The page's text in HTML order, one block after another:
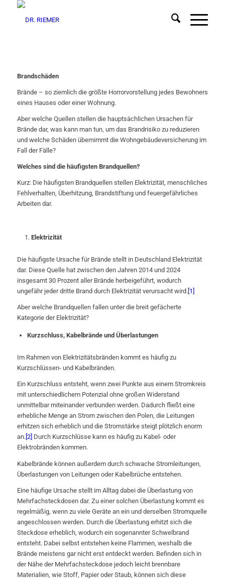
Brandschäden
Brände – so ziemlich die größte Horrorvorstellung jedes Bewohners
eines Hauses oder einer Wohnung.
Aber welche Quellen stellen die hauptsächlichen Ursachen für
Brände dar, was kann man tun, um das Brandrisiko zu reduzieren
und welche Schäden übernimmt die Wohngebäudeversicherung im
Fall der Fälle?
Welches sind die häufigsten Brandquellen?
Kurz: Die häufigsten Brandquellen stellen Elektrizität, menschliches
Fehlverhalten, Überhitzung, Brandstiftung und feuergefährliches
Arbeiten dar.
Elektrizität
Die häufigste Ursache für Brände stellt in Deutschland Elektrizität
dar. Diese Quelle hat zwischen den Jahren 2014 und 2024
insgesamt 30 Prozent aller Brände herbeigeführt, wodurch
ungefähr jeder dritte Brand durch Elektrizität verursacht wird.[1]
Aber welche Brandquellen fallen unter die breit gefächerte
Kategorie der Elektrizität?
Kurzschluss, Kabelbrände und Überlastungen
Im Rahmen von Elektrizitätsbränden kommt es häufig zu
Kurzschlüssen- und Kabelbränden.
Ein Kurzschluss entsteht, wenn zwei Punkte aus einem Stromkreis
mit unterschiedlichem Potenzial ohne großen Widerstand
unmittelbar miteinander verbunden werden. Dadurch fließt eine
erhebliche Menge an Strom zwischen den Polen, die Leitungen
erhitzen sich erheblich und die Stromstärke steigt plötzlich enorm
an.[2] Durch Kurzschlüsse kann es häufig zu Kabel- oder
Elektrobränden kommen.
Kabelbrände können außerdem durch schwache Stromleitungen,
Überlastungen von Leitungen oder Kabelbrüche entstehen.
Eine häufige Ursache stellt im Alltag dabei die Überlastung von
Mehrfachsteckdosen dar. Zu einer solchen Überlastung kommt es
regelmäßig, wenn zu viele Geräte an ein und derselben Stromquelle
angeschlossen werden. Durch die Überlastung erhitzt sich die
Steckdose erheblich, wodurch ein sogenannter Schwelbrand
entsteht. Dabei selbst entstehen keine Flammen, weshalb die
Brände meistens gar nicht erst entdeckt werden. Befinden sich in
der Nähe der Mehrfachsteckdose jedoch leicht brennbare
Materialien, wie Stoff, Papier oder Staub, können sich diese